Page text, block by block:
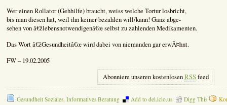
Wer einen Rollator (Gehhilfe) braucht, weiss welche Tortur losbricht,
bis man diesen hat, weil ihn keiner bezahlen will/kann! Ganz abge-
sehen von â€žlebensnotwendigenâ€œ selbst zu zahlenden Medikamenten.
Das Wort â€žGesundheitâ€œ wird dabei von niemanden gar erwÃ¤hnt.
FW – 19.02.2005
Abonniere unseren kostenlosenRSSfeed
Gesundheit Soziales, Informatives Beratung Add to del.icio.us Digg This